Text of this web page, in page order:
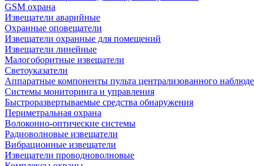
GSM охрана
Извещатели аварийные
Охранные оповещатели
Извещатели охранные для помещений
Извещатели линейные
Малогоборитные извещатели
Светоуказатели
Аппаратные компоненты пульта централизованного
Системы мониторинга и управления
Быстроразвертываемые средства обнаружения
Периметральная охрана
Волоконно-оптические системы
Радиоволновые извещатели
Вибрационные извещатели
Извещатели проводноволновые